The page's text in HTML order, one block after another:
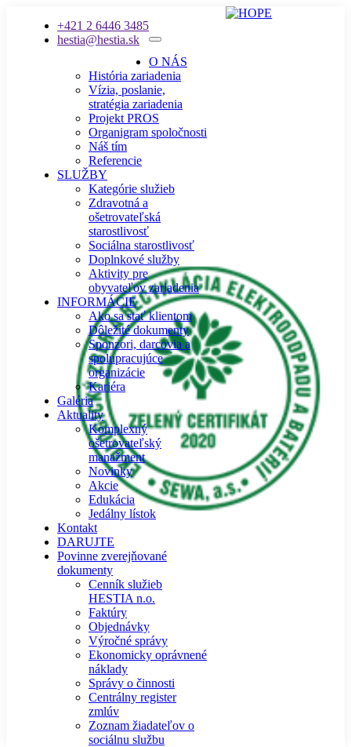
+421 2 6446 3485
hestia@hestia.sk
O NÁS
História zariadenia
Vízia, poslanie,
stratégia zariadenia
Projekt PROS
Organigram spoločnosti
Náš tím
Referencie
SLUŽBY
Kategórie služieb
Zdravotná a
ošetrovateľská
starostlivosť
Sociálna starostlivosť
Doplnkové služby
Aktivity pre
obyvateľov zariadenia
INFORMÁCIE
Ako sa stať klientom
Dôležité dokumenty
Sponzori, darcovia a
spolupracujúce
organizácie
Kariéra
Galéria
Aktuality
Komplexný
ošetrovateľský
manažment
Novinky
Akcie
Edukácia
Jedálny lístok
Kontakt
DARUJTE
Povinne zverejňované
dokumenty
Cenník služieb
HESTIA n.o.
Faktúry
Objednávky
Výročné správy
Ekonomicky oprávnené
náklady
Správy o činnosti
Centrálny register
zmlúv
Zoznam žiadateľov o
sociálnu službu